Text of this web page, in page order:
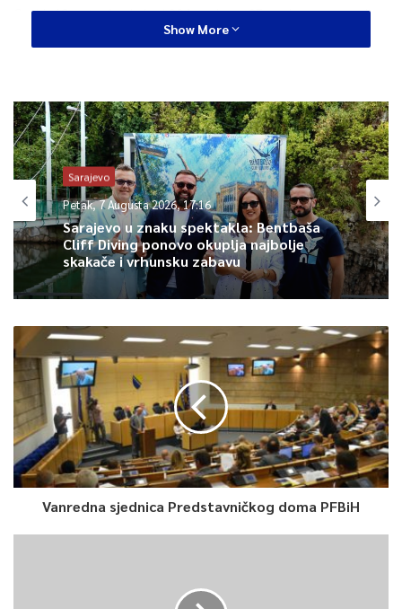
Covid -19 potvrđen je kod 304 osobe, a 35 osoba se oporavilo.
Article Rating
Show More
Sarajevo
Petak, 7 Augusta 2026, 17:16
Sarajevo u znaku spektakla: Bentbaša
Cliff Diving ponovo okuplja najbolje
skakače i vrhunsku zabavu
Vanredna sjednica Predstavničkog doma PFBiH